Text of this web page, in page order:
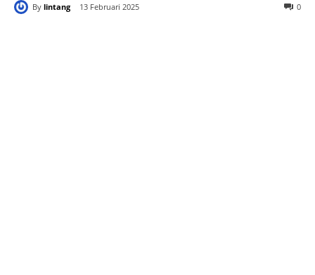
By lintang 13 Februari 2025 0